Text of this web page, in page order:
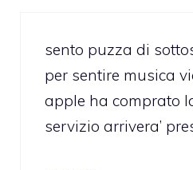
sento puzza di
per sentire musica
apple ha comprato
servizio arrivera’